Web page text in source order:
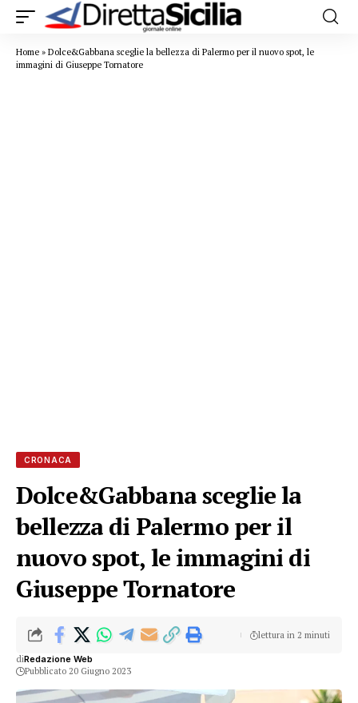
Home » Dolce&Gabbana sceglie la bellezza di Palermo per il nuovo spot, le
immagini di Giuseppe Tornatore
CRONACA
Dolce&Gabbana sceglie la
bellezza di Palermo per il
nuovo spot, le immagini di
Giuseppe Tornatore
diRedazione Web
Pubblicato 20 Giugno 2023
lettura in 2 minuti